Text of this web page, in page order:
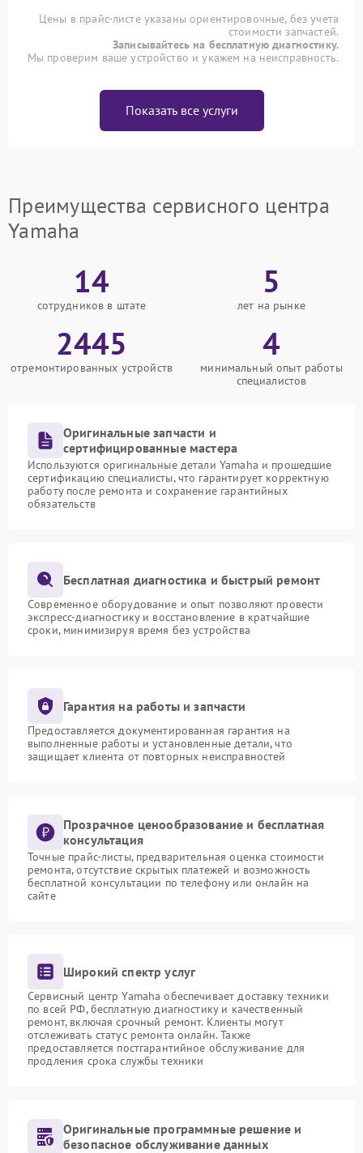
Цены в прайс-листе указаны ориентировочные, без учета
стоимости запчастей.
Записывайтесь на бесплатную диагностику.
Мы проверим ваше устройство и укажем на неисправность.
Показать все услуги
Преимущества сервисного центра
Yamaha
14
сотрудников в штате
5
лет на рынке
2445
отремонтированных устройств
4
минимальный опыт работы
специалистов
Оригинальные запчасти и
сертифицированные мастера
Используются оригинальные детали Yamaha и прошедшие
сертификацию специалисты, что гарантирует корректную
работу после ремонта и сохранение гарантийных
обязательств
Бесплатная диагностика и быстрый ремонт
Современное оборудование и опыт позволяют провести
экспресс-диагностику и восстановление в кратчайшие
сроки, минимизируя время без устройства
Гарантия на работы и запчасти
Предоставляется документированная гарантия на
выполненные работы и установленные детали, что
защищает клиента от повторных неисправностей
Прозрачное ценообразование и бесплатная
консультация
Точные прайс-листы, предварительная оценка стоимости
ремонта, отсутствие скрытых платежей и возможность
бесплатной консультации по телефону или онлайн на
сайте
Широкий спектр услуг
Сервисный центр Yamaha обеспечивает доставку техники
по всей РФ, бесплатную диагностику и качественный
ремонт, включая срочный ремонт. Клиенты могут
отслеживать статус ремонта онлайн. Также
предоставляется постгарантийное обслуживание для
продления срока службы техники
Оригинальные программные решение и
безопасное обслуживание данных